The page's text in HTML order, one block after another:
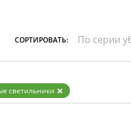
СОРТИРОВАТЬ:
светильники